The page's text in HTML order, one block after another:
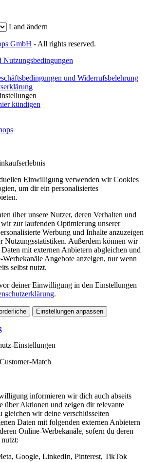
Land ändern
GmbH - All rights reserved.
Nutzungsbedingungen
und Widerrufsbelehrung
kündigen
Einwilligung verwenden wir Cookies
um dir ein personalisiertes
über unsere Nutzer, deren Verhalten und
zur laufenden Optimierung unserer
Werbung und Inhalte anzuzeigen
Nutzungsstatistiken. Außerdem können wir
mit externen Anbietern abgleichen und
Angebote anzeigen, nur wenn
selbst nutzt.
deiner Einwilligung in den Einstellungen
.
Einstellungen anpassen
Einstellungen
Match
informieren wir dich auch abseits
über Aktionen und zeigen dir relevante
gleichen wir deine verschlüsselten
Daten mit folgenden externen Anbietern
Online-Werbekanäle, sofern du deren
Google, LinkedIn, Pinterest, TikTok